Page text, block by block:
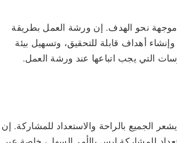
نحو الهدف. إن ورشة العمل بطريقة
أهداف قابلة للتحقيق، وتسهيل بيئة
التي يجب اتباعها عند ورشة العمل.
بالراحة والاستعداد للمشاركة. إن